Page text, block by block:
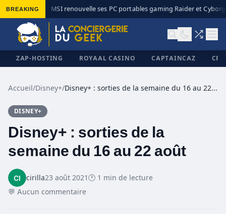
BREAKING MSI renouvelle ses PC portables gaming Raider et Cyborg
ZAP-HOSTING ROYAAL CASINO CAPTAINCAZ
Accueil/Disney+/ Disney+ : sorties de la semaine du 16 au 22 août
DISNEY+
Disney+ : sorties de la
semaine du 16 au 22 août
cirilla23 août 2021🕐 1 min de lecture
💬 Aucun commentaire